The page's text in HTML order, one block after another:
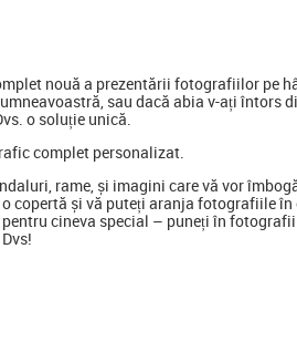
nouă a prezentării fotografiilor pe
sau dacă abia v-ați
o soluție unică.
complet personalizat.
rame, și imagini care vă vor
și vă puteți aranja fotografiile
cineva special – puneți în